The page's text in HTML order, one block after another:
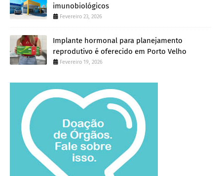
imunobiológicos
Fevereiro 23, 2026
Implante hormonal para planejamento
reprodutivo é oferecido em Porto Velho
Fevereiro 19, 2026